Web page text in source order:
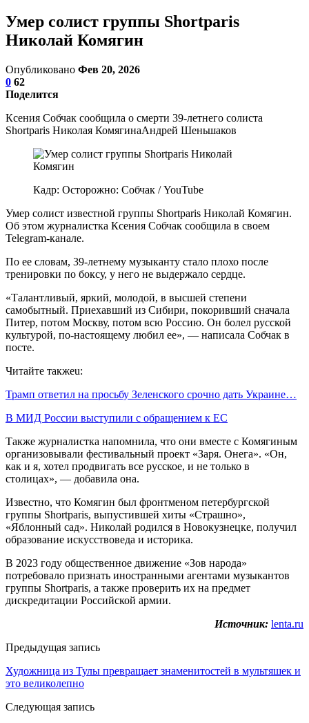
Умер солист группы Shortparis
Николай Комягин
Опубликовано Фев 20, 2026
0 62
Поделится
Ксения Собчак сообщила о смерти 39-летнего солиста
Shortparis Николая КомягинаАндрей Шеньшаков
Кадр: Осторожно: Собчак / YouTube
Умер солист известной группы Shortparis Николай Комягин.
Об этом журналистка Ксения Собчак сообщила в своем
Telegram-канале.
По ее словам, 39-летнему музыканту стало плохо после
тренировки по боксу, у него не выдержало сердце.
«Талантливый, яркий, молодой, в высшей степени
самобытный. Приехавший из Сибири, покоривший сначала
Питер, потом Москву, потом всю Россию. Он болел русской
культурой, по-настоящему любил ее», — написала Собчак в
посте.
Читайте такжеu:
Трамп ответил на просьбу Зеленского срочно дать Украине…
В МИД России выступили с обращением к ЕС
Также журналистка напомнила, что они вместе с Комягиным
организовывали фестивальный проект «Заря. Онега». «Он,
как и я, хотел продвигать все русское, и не только в
столицах», — добавила она.
Известно, что Комягин был фронтменом петербургской
группы Shortparis, выпустившей хиты «Страшно»,
«Яблонный сад». Николай родился в Новокузнецке, получил
образование искусствоведа и историка.
В 2023 году общественное движение «Зов народа»
потребовало признать иностранными агентами музыкантов
группы Shortparis, а также проверить их на предмет
дискредитации Российской армии.
Источник: lenta.ru
Предыдущая запись
Художница из Тулы превращает знаменитостей в мультяшек и
это великолепно
Следующая запись